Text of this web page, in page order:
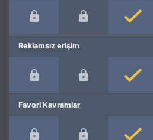
Reklamsız erişim
Favori Kavramlar